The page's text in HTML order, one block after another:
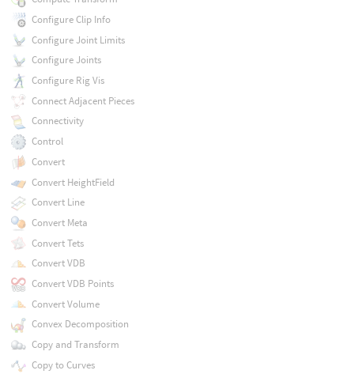
Configure Clip Info
Configure Joint Limits
Configure Joints
Configure Rig Vis
Connect Adjacent Pieces
Connectivity
Control
Convert
Convert HeightField
Convert Line
Convert Meta
Convert Tets
Convert VDB
Convert VDB Points
Convert Volume
Convex Decomposition
Copy and Transform
Copy to Curves